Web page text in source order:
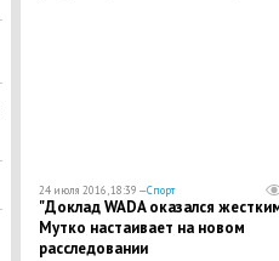
24 июля 2016, 18:39 —Спорт
"Доклад WADA оказался
Мутко настаивает на новом
расследовании